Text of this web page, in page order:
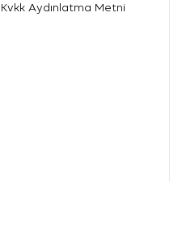
Kvkk Aydınlatma Metni